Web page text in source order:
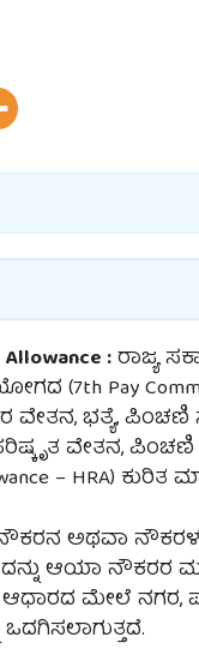
:ರಾಜ್ಯ
(7th Pay
ವೇತನ, ಭತ್ಯೆ,
ವೇತನ,
– HRA)
ಅಥವಾ ನೌಕರಳ
ಆಯಾ ನೌಕರರ
ಮೇಲೆ ನಗರ,